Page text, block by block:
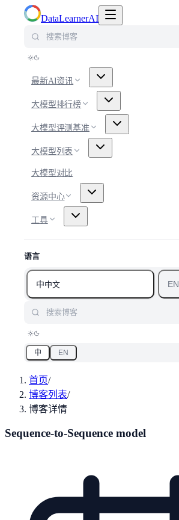
DataLearnerAI
最新AI资讯
大模型排行榜
大模型评测基准
大模型列表
大模型对比
资源中心
工具
语言
中中文 EN
中 EN
首页/
博客列表/
博客详情
Sequence-to-Sequence model